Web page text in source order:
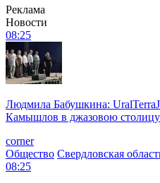
Реклама
Новости
08:25
Людмила Бабушкина:
Камышлов в джазовою
corner
Общество Свердловская
08:25